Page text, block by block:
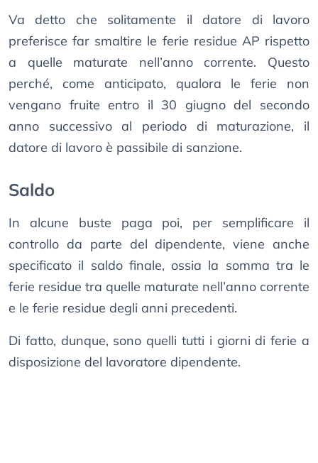
Va detto che solitamente il datore di lavoro
preferisce far smaltire le ferie residue AP rispetto
a quelle maturate nell’anno corrente. Questo
perché, come anticipato, qualora le ferie non
vengano fruite entro il 30 giugno del secondo
anno successivo al periodo di maturazione, il
datore di lavoro è passibile di sanzione.
Saldo
In alcune buste paga poi, per semplificare il
controllo da parte del dipendente, viene anche
specificato il saldo finale, ossia la somma tra le
ferie residue tra quelle maturate nell’anno corrente
e le ferie residue degli anni precedenti.
Di fatto, dunque, sono quelli tutti i giorni di ferie a
disposizione del lavoratore dipendente.